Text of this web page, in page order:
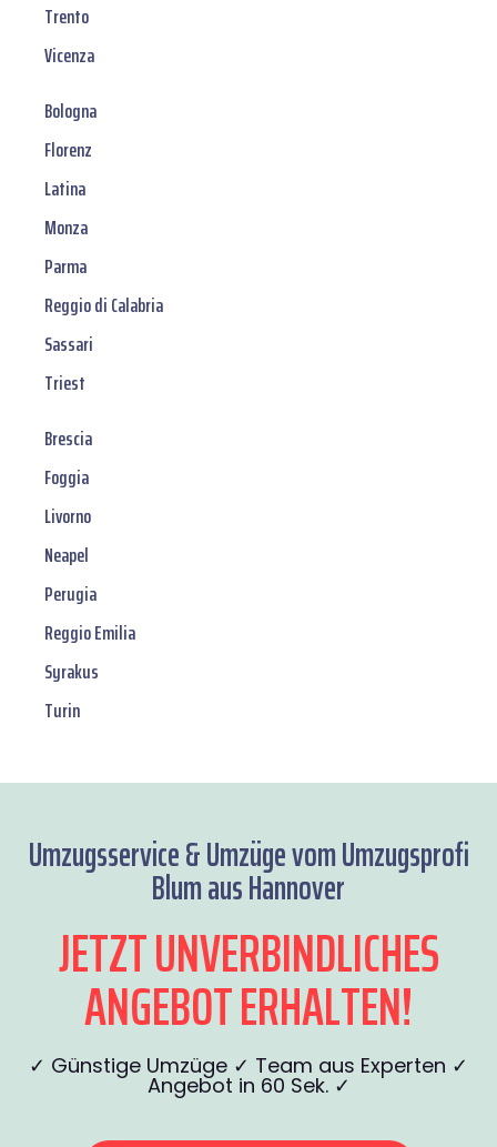
Trento
Vicenza
Bologna
Florenz
Latina
Monza
Parma
Reggio di Calabria
Sassari
Triest
Brescia
Foggia
Livorno
Neapel
Perugia
Reggio Emilia
Syrakus
Turin
Umzugsservice & Umzüge vom Umzugsprofi
Blum aus Hannover
JETZT UNVERBINDLICHES
ANGEBOT ERHALTEN!
✓ Günstige Umzüge ✓ Team aus Experten ✓
Angebot in 60 Sek. ✓